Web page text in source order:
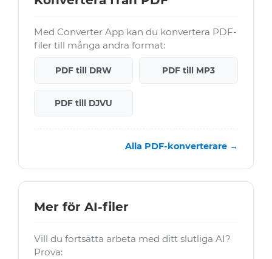
Med Converter App kan du konvertera PDF-
filer till många andra format:
PDF till DRW PDF till MP3
PDF till DJVU
Alla PDF-konverterare →
Mer för AI-filer
Vill du fortsätta arbeta med ditt slutliga AI?
Prova: